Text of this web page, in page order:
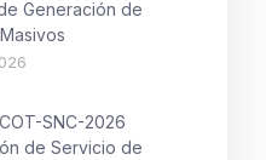
Generación de
SNC-2026
de Servicio de